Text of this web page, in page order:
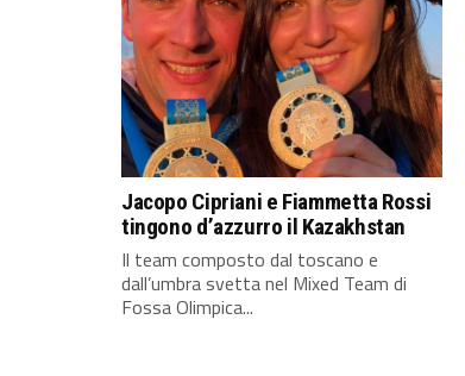
Jacopo Cipriani e Fiammetta Rossi
tingono d’azzurro il Kazakhstan
Il team composto dal toscano e
dall’umbra svetta nel Mixed Team di
Fossa Olimpica...